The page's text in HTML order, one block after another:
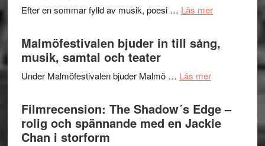
terräng
Efter en sommar fylld av musik, poesi … Läs merom
Hannes
Pöntinen
avslutar
Malmöfestivalen bjuder in till sång,
musik, samtal och teater
Under Malmöfestivalen bjuder Malmö … Läs merom
in
till
Filmrecension: The Shadow´s Edge –
rolig och spännande med en Jackie
Chan i storform